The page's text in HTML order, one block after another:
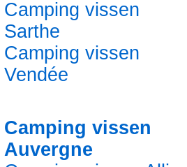
Camping vissen
Sarthe
Camping vissen
Vendée
Camping vissen
Auvergne